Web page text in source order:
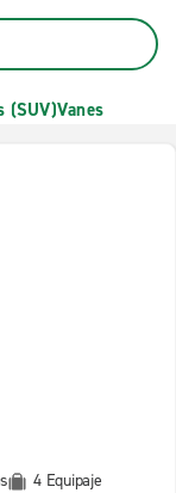
(SUV)Vanes
4 Equipaje